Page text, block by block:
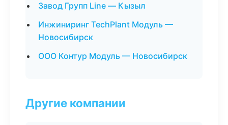
Завод Групп Line — Кызыл
Инжиниринг TechPlant Модуль —
Новосибирск
ООО Контур Модуль — Новосибирск
Другие компании